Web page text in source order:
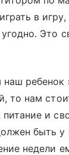
в игру,
Это
ребенок
то нам
и
быть у
недели